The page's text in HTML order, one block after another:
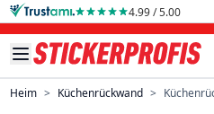
Direkt zum Inhalt 4.99 / 5.00
Heim > Küchenrückwand >